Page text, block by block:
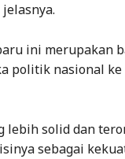
ini merupakan
politik nasional
lebih solid dan
sebagai